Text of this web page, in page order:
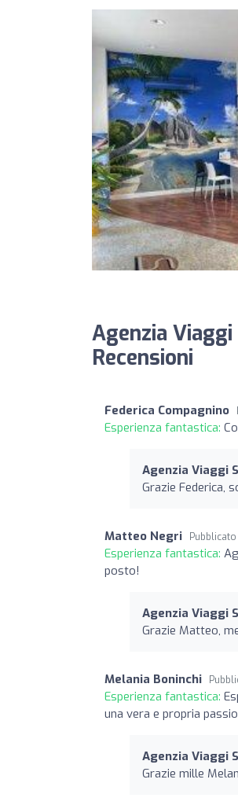
Agenzia
Recensioni
Federica Compagnino
Esperienza fantastica:
Agenzia Viaggi
Grazie Federica,
Matteo Negri
Esperienza fantastica:
posto!
Agenzia Viaggi
Grazie Matteo,
Melania Boninchi
Esperienza fantastica:
una vera e propria
Agenzia Viaggi
Grazie mille